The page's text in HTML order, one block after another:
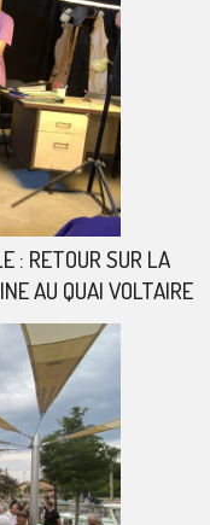
: RETOUR SUR LA
AU QUAI VOLTAIRE